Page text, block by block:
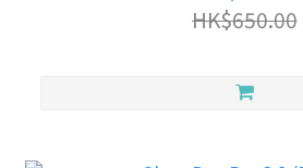
HK$650.00